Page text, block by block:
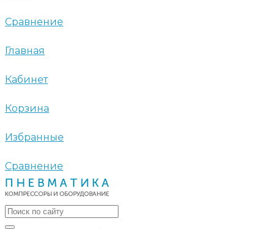
Сравнение
Главная
Кабинет
Корзина
Избранные
Сравнение